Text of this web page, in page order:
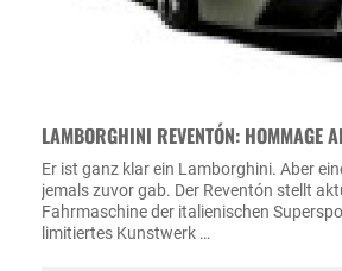
LAMBORGHINI REVENTÓN: HOMMAGE
Er ist ganz klar ein Lamborghini. Aber
jemals zuvor gab. Der Reventón stellt
Fahrmaschine der italienischen
limitiertes Kunstwerk …